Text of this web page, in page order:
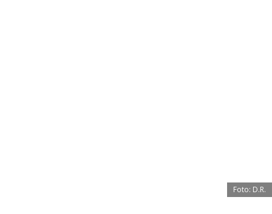
Foto: D.R.